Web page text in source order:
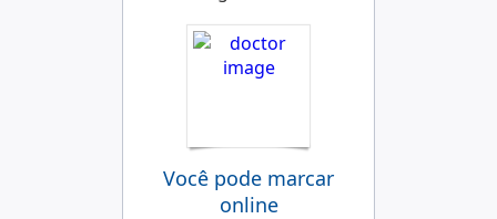
Você pode marcar
online